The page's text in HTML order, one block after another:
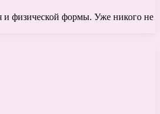
и физической формы. Уже никого не